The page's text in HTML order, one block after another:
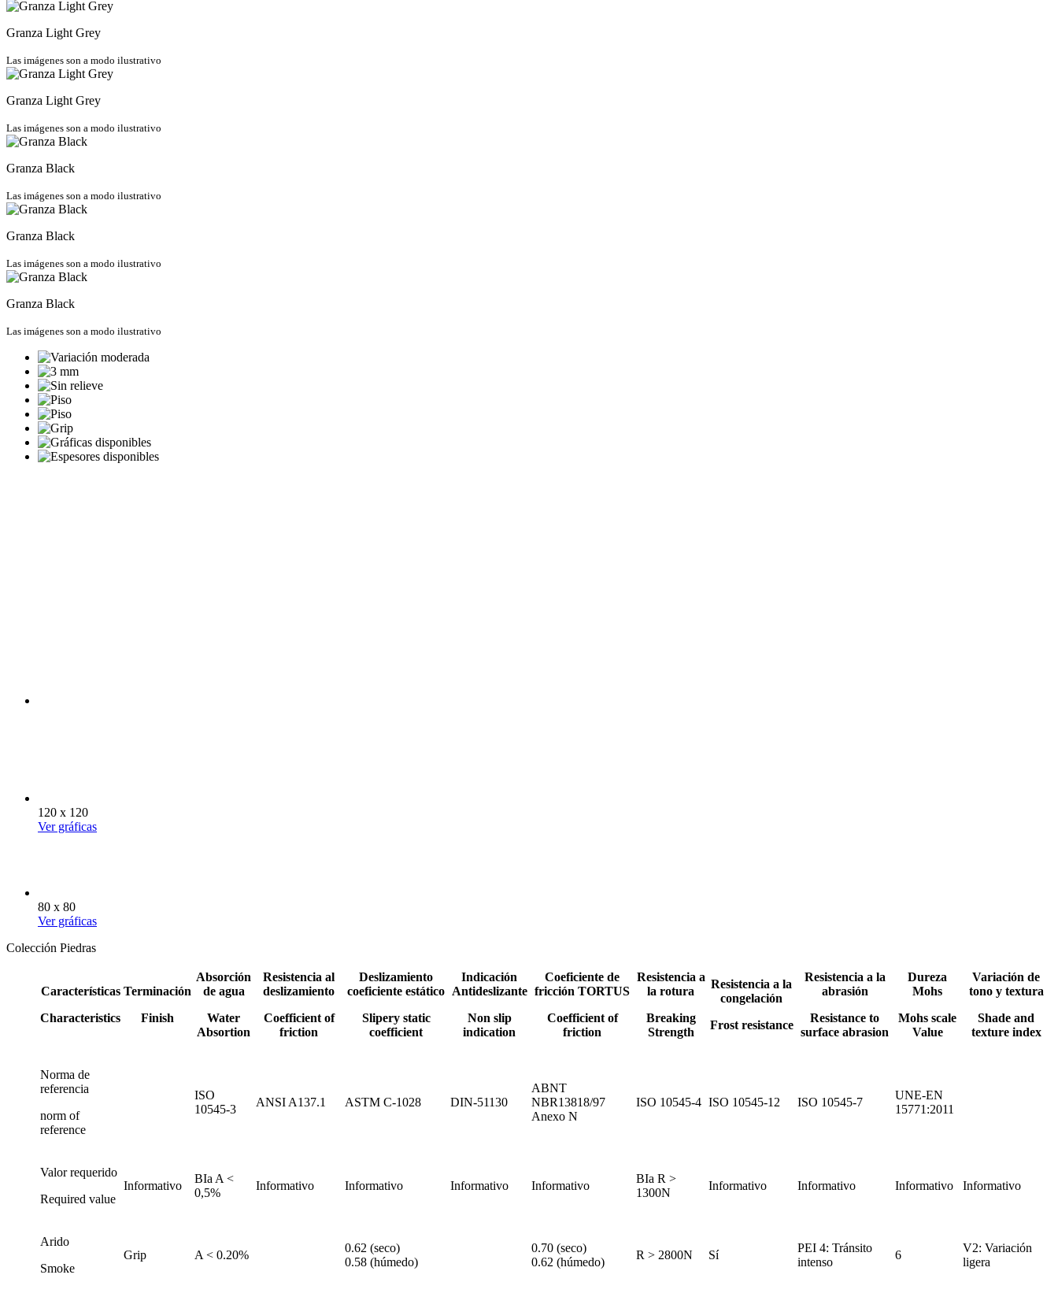
Granza Light Grey
Las imágenes son a modo ilustrativo
Granza Light Grey
Las imágenes son a modo ilustrativo
Granza Black
Las imágenes son a modo ilustrativo
Granza Black
Las imágenes son a modo ilustrativo
Granza Black
Las imágenes son a modo ilustrativo
120 x 120
Ver gráficas
80 x 80
Ver gráficas
Colección Piedras
Características
Characteristics
Terminación
Finish
Absorción
de agua
Water
Absortion
Resistencia al
deslizamiento
Coefficient of
friction
Deslizamiento
coeficiente estático
Slipery static
coefficient
Indicación
Antideslizante
Non slip
indication
Coeficiente de
fricción TORTUS
Coefficient of
friction
Resistencia a
la rotura
Breaking
Strength
Resistencia a la
congelación
Frost resistance
Resistencia a la
abrasión
Resistance to
surface abrasion
Dureza
Mohs
Mohs scale
Value
Variación de
tono y textura
Shade and
texture index
Norma de
referencia
norm of
reference
ISO
10545-3
ANSI A137.1 ASTM C-1028 DIN-51130
ABNT
NBR13818/97
Anexo N
ISO 10545-4 ISO 10545-12 ISO 10545-7
UNE-EN
15771:2011
Valor requerido
Required value
Informativo
BIa A <
0,5%
Informativo Informativo Informativo Informativo
BIa R >
1300N
Informativo Informativo Informativo Informativo
Arido
Smoke
Grip A < 0.20%
0.62 (seco)
0.58 (húmedo)
0.70 (seco)
0.62 (húmedo)
R > 2800N Sí
PEI 4: Tránsito
intenso
6
V2: Variación
ligera